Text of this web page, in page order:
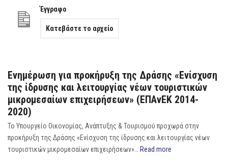
Έγγραφο
Κατεβάστε το αρχείο
Ενημέρωση για προκήρυξη της Δράσης «Ενίσχυση
της ίδρυσης και λειτουργίας νέων τουριστικών
μικρομεσαίων επιχειρήσεων» (ΕΠΑνΕΚ 2014-
2020)
Το Υπουργείο Οικονομίας, Ανάπτυξης & Τουρισμού προχωρά στην
προκήρυξη της Δράσης «Ενίσχυση της ίδρυσης και λειτουργίας νέων
τουριστικών μικρομεσαίων επιχειρήσεων»… Read more